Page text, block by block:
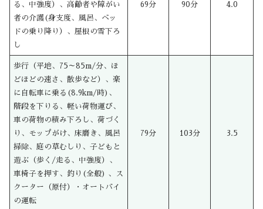
る、中強度）、高齢者や障がい
者の介護(身支度、風呂、ベッ
ドの乗り降り）、屋根の雪下ろ
し
69分 90分 4.0
歩行（平地、75～85m/分、ほ
どほどの速さ、散歩など）、楽
に自転車に乗る(8.9km/時)、
階段を下りる、軽い荷物運び、
車の荷物の積み下ろし、荷づく
り、モップがけ、床磨き、風呂
掃除、庭の草むしり、子どもと
遊ぶ（歩く/走る、中強度）、
車椅子を押す、釣り(全般) 、ス
クーター（原付）・オートバイ
の運転
79分 103分 3.5